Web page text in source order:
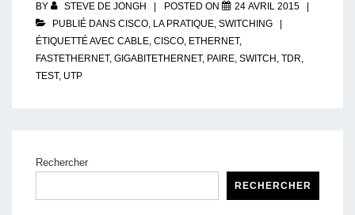
BY STEVE DE JONGH POSTED ON
24 AVRIL 2015
PUBLIÉ DANS CISCO, LA PRATIQUE, SWITCHING
ÉTIQUETTÉ AVEC CABLE, CISCO, ETHERNET,
FASTETHERNET, GIGABITETHERNET, PAIRE, SWITCH , TDR,
TEST, UTP
Rechercher
RECHERCHER